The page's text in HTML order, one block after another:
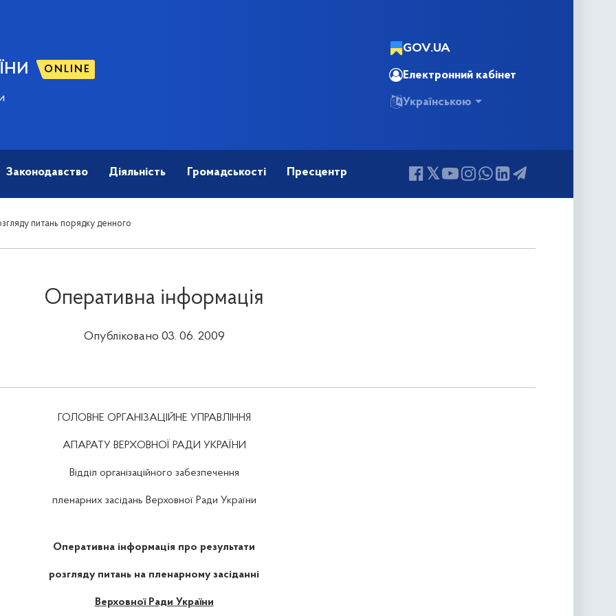
ONLINE
GOV.UA
Електронний кабінет
Українською
Законодавство Діяльність Громадськості Пресцентр
питань порядку денного
Оперативна інформація
Опубліковано 03. 06. 2009
ГОЛОВНЕ ОРГАНІЗАЦІЙНЕ УПРАВЛІННЯ
АПАРАТУ ВЕРХОВНОЇ РАДИ УКРАЇНИ
Відділ організаційного забезпечення
пленарних засідань Верховної Ради України
Оперативна інформація про результати
розгляду питань на пленарному засіданні
Верховної Ради України